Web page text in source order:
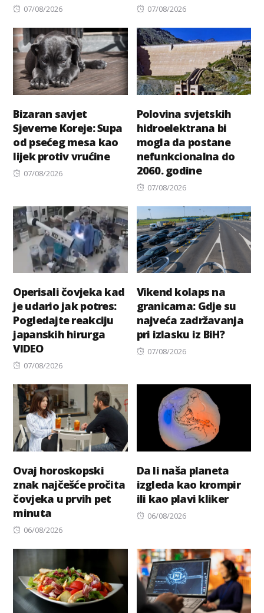
Posted
07/08/2026
Posted
07/08/2026
Bizaran savjet
Sjeverne Koreje: Supa
od psećeg mesa kao
lijek protiv vrućine
Posted
07/08/2026
Polovina svjetskih
hidroelektrana bi
mogla da postane
nefunkcionalna do
2060. godine
Posted
07/08/2026
Operisali čovjeka kad
je udario jak potres:
Pogledajte reakciju
japanskih hirurga
VIDEO
Posted
07/08/2026
Vikend kolaps na
granicama: Gdje su
najveća zadržavanja
pri izlasku iz BiH?
Posted
07/08/2026
Ovaj horoskopski
znak najčešće pročita
čovjeka u prvih pet
minuta
Posted
06/08/2026
Da li naša planeta
izgleda kao krompir
ili kao plavi kliker
Posted
06/08/2026